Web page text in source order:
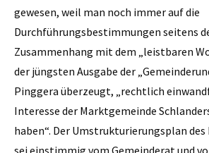
gewesen, weil man noch immer auf die
Durchführungsbestimmungen seitens
Zusammenhang mit dem „leistbaren
der jüngsten Ausgabe der
Pinggera überzeugt, „rechtlich
Interesse der Marktgemeinde
haben“. Der Umstrukturierungsplan des
sei einstimmig vom Gemeinderat und